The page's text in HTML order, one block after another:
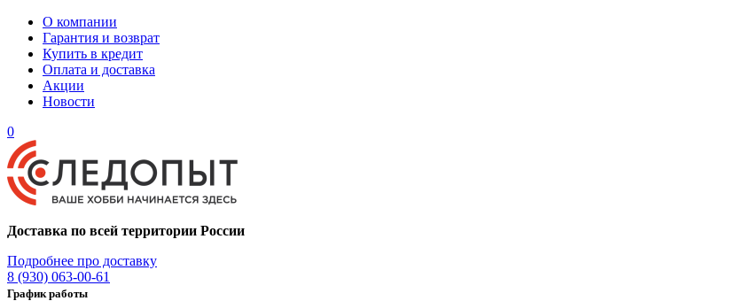
О компании
Гарантия и возврат
Купить в кредит
Оплата и доставка
Акции
Новости
0
Доставка по всей территории России
Подробнее про доставку
8 (930) 063-00-61
График работы